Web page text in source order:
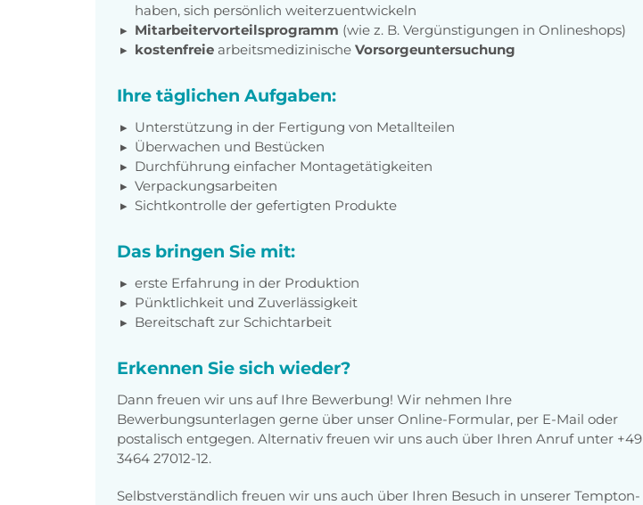
haben, sich persönlich weiterzuentwickeln
Mitarbeitervorteilsprogramm (wie z. B. Vergünstigungen in Onlineshops)
kostenfreie arbeitsmedizinische Vorsorgeuntersuchung
Ihre täglichen Aufgaben:
Unterstützung in der Fertigung von Metallteilen
Überwachen und Bestücken
Durchführung einfacher Montagetätigkeiten
Verpackungsarbeiten
Sichtkontrolle der gefertigten Produkte
Das bringen Sie mit:
erste Erfahrung in der Produktion
Pünktlichkeit und Zuverlässigkeit
Bereitschaft zur Schichtarbeit
Erkennen Sie sich wieder?
Dann freuen wir uns auf Ihre Bewerbung! Wir nehmen Ihre
Bewerbungsunterlagen gerne über unser Online-Formular, per E-Mail oder
postalisch entgegen. Alternativ freuen wir uns auch über Ihren Anruf unter +49
3464 27012-12.
Selbstverständlich freuen wir uns auch über Ihren Besuch in unserer Tempton-